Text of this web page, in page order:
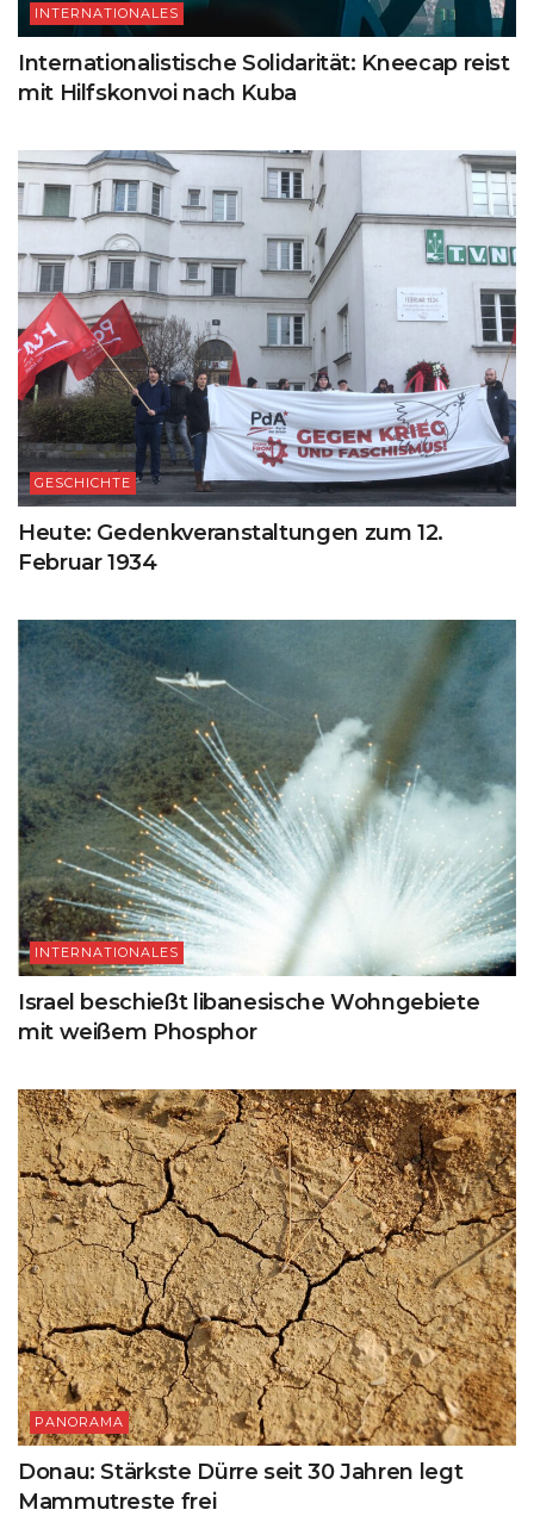
INTERNATIONALES
Internationalistische Solidarität: Kneecap reist
mit Hilfskonvoi nach Kuba
GESCHICHTE
Heute: Gedenkveranstaltungen zum 12.
Februar 1934
INTERNATIONALES
Israel beschießt libanesische Wohngebiete
mit weißem Phosphor
PANORAMA
Donau: Stärkste Dürre seit 30 Jahren legt
Mammutreste frei